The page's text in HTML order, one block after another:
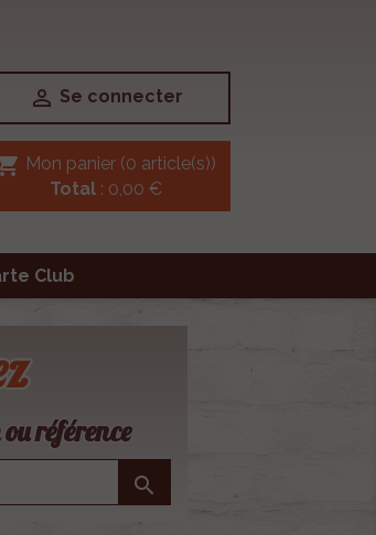
 Se connecter
Mon panier (0 article(s))
Total: 0,00 €
Club
référence
